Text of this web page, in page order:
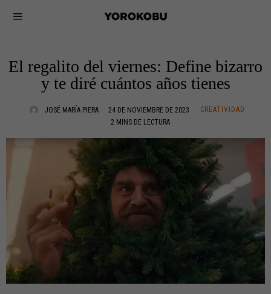
El regalito del viernes: Define bizarro
y te diré cuántos años tienes
JOSÉ MARÍA PIERA 24 DE NOVIEMBRE DE 2023
CREATIVIDAD
2 MINS DE LECTURA